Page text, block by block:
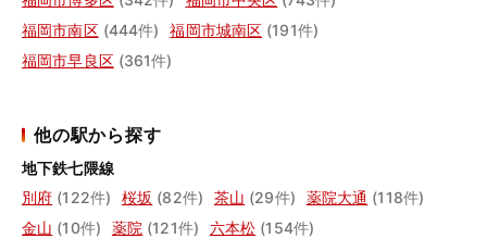
福岡市南区 (444件) 福岡市城南区 (191件)
福岡市早良区 (361件)
他の駅から探す
地下鉄七隈線
別府 (122件) 桜坂 (82件) 茶山 (29件) 薬院大通 (118件)
金山 (10件) 薬院 (121件) 六本松 (154件)